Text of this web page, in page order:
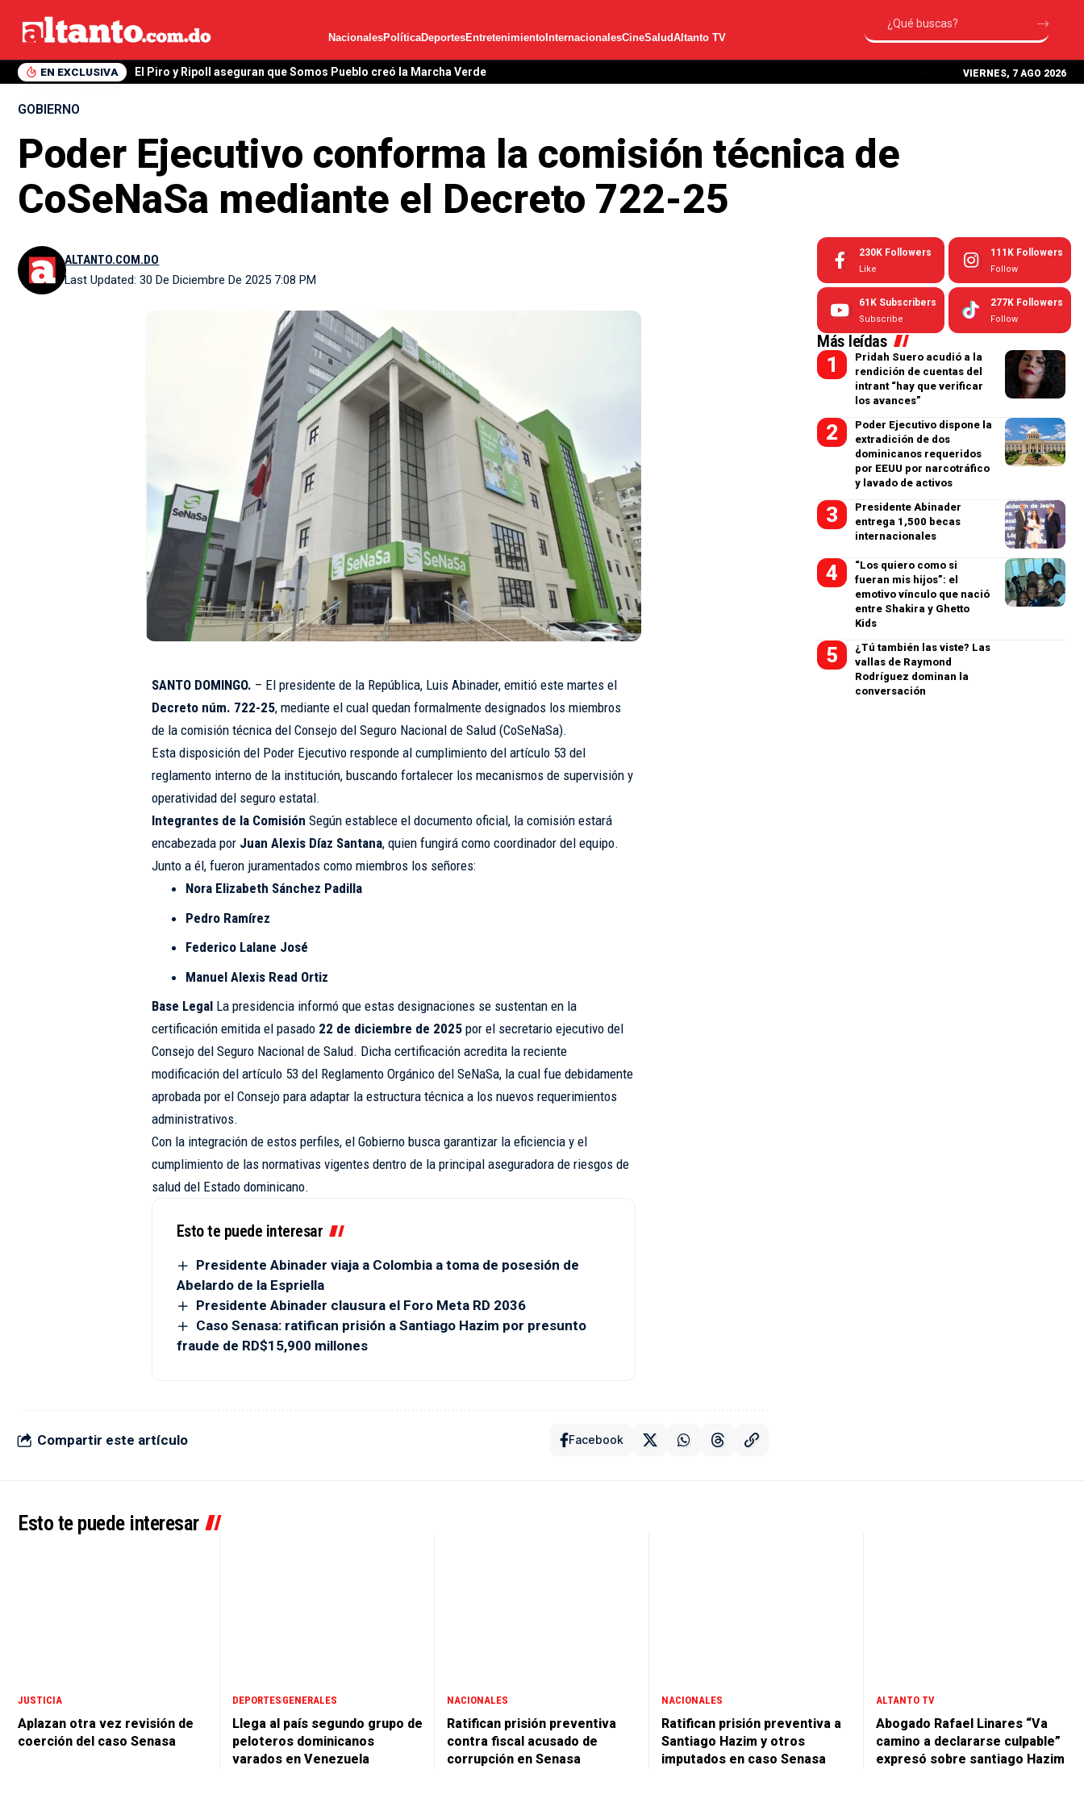
NacionalesPolíticaDeportesEntretenimiento InternacionalesCineSaludAltanto TV
EN EXCLUSIVA El Piro y Ripoll aseguran que Somos Pueblo creó la Marcha Verde VIERNES, 7 AGO 2026
GOBIERNO
Poder Ejecutivo conforma la comisión técnica de
CoSeNaSa mediante el Decreto 722-25
Last Updated: 30 De Diciembre De 2025 7:08 PM
ALTANTO.COM.DO
SANTO DOMINGO. – El presidente de la República, Luis Abinader, emitió este martes el
Decreto núm. 722-25, mediante el cual quedan formalmente designados los miembros
de la comisión técnica del Consejo del Seguro Nacional de Salud (CoSeNaSa).
Esta disposición del Poder Ejecutivo responde al cumplimiento del artículo 53 del
reglamento interno de la institución, buscando fortalecer los mecanismos de supervisión y
operatividad del seguro estatal.
Integrantes de la Comisión Según establece el documento oficial, la comisión estará
encabezada por Juan Alexis Díaz Santana, quien fungirá como coordinador del equipo.
Junto a él, fueron juramentados como miembros los señores:
Nora Elizabeth Sánchez Padilla
Pedro Ramírez
Federico Lalane José
Manuel Alexis Read Ortiz
Base LegalLa presidencia informó que estas designaciones se sustentan en la
certificación emitida el pasado 22 de diciembre de 2025por el secretario ejecutivo del
Consejo del Seguro Nacional de Salud. Dicha certificación acredita la reciente
modificación del artículo 53 del Reglamento Orgánico del SeNaSa, la cual fue debidamente
aprobada por el Consejo para adaptar la estructura técnica a los nuevos requerimientos
administrativos.
Con la integración de estos perfiles, el Gobierno busca garantizar la eficiencia y el
cumplimiento de las normativas vigentes dentro de la principal aseguradora de riesgos de
salud del Estado dominicano.
Esto te puede interesar
Presidente Abinader viaja a Colombia a toma de posesión de
Abelardo de la Espriella
Presidente Abinader clausura el Foro Meta RD 2036
Caso Senasa: ratifican prisión a Santiago Hazim por presunto
fraude de RD$15,900 millones
Compartir este artículo Facebook
230K Followers
Like
111K Followers
Follow
61K Subscribers
Subscribe
277K Followers
Follow
Más leídas
Pridah Suero acudió a la
rendición de cuentas del
intrant “hay que verificar
los avances”
Poder Ejecutivo dispone la
extradición de dos
dominicanos requeridos
por EEUU por narcotráfico
y lavado de activos
Presidente Abinader
entrega 1,500 becas
internacionales
“Los quiero como si
fueran mis hijos”: el
emotivo vínculo que nació
entre Shakira y Ghetto
Kids
¿Tú también las viste? Las
vallas de Raymond
Rodríguez dominan la
conversación
Esto te puede interesar
JUSTICIA
Aplazan otra vez revisión de
coerción del caso Senasa
DEPORTESGENERALES
Llega al país segundo grupo de
peloteros dominicanos
varados en Venezuela
NACIONALES
Ratifican prisión preventiva
contra fiscal acusado de
corrupción en Senasa
NACIONALES
Ratifican prisión preventiva a
Santiago Hazim y otros
imputados en caso Senasa
ALTANTO TV
Abogado Rafael Linares “Va
camino a declararse culpable”
expresó sobre santiago Hazim